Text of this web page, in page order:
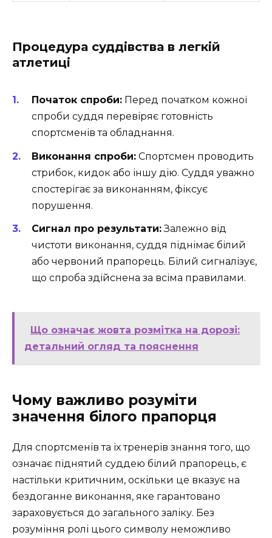
Процедура суддівства в легкій
атлетиці
Початок спроби: Перед початком кожної
спроби суддя перевіряє готовність
спортсменів та обладнання.
Виконання спроби: Спортсмен проводить
стрибок, кидок або іншу дію. Суддя уважно
спостерігає за виконанням, фіксує
порушення.
Сигнал про результати:Залежно від
чистоти виконання, суддя піднімає білий
або червоний прапорець. Білий сигналізує,
що спроба здійснена за всіма правилами.
Що означає жовта розмітка на дорозі:
детальний огляд та пояснення
Чому важливо розуміти
значення білого прапорця
Для спортсменів та їх тренерів знання того, що
означає піднятий суддею білий прапорець, є
настільки критичним, оскільки це вказує на
бездоганне виконання, яке гарантовано
зараховується до загального заліку. Без
розуміння ролі цього символу неможливо